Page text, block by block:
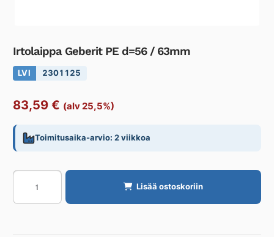
Irtolaippa Geberit PE d=56 / 63mm
LVI 2301125
83,59 € (alv 25,5%)
Toimitusaika-arvio: 2 viikkoa
Irtolaippa
Geberit
PE
/
Lisää ostoskoriin